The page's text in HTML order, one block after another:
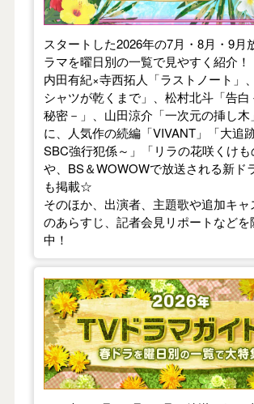
スタートした2026年の7月・8月・9月
ラマを曜日別の一覧で見やすく紹介！
内田有紀×寺西拓人「ラストノート」
シャツが乾くまで」、松村北斗「告白
秘密－」、山田涼介「一次元の挿し木
に、人気作の続編「VIVANT」「大追
SBC強行犯係～」「リラの花咲くけも
や、BS＆WOWOWで放送される新ド
も掲載☆
そのほか、出演者、主題歌や追加キ
のあらすじ、記者会見リポートなどを
中！
【2026年春】TVドラマガイド